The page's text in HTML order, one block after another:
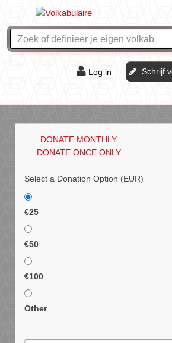
Log in Schrijf
DONATE MONTHLY
DONATE ONCE ONLY
Select a Donation Option (EUR)
€25
€50
€100
Other